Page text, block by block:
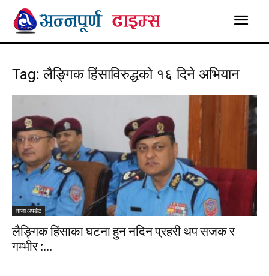
Tag: लैङ्गिक हिंसाविरुद्धको १६ दिने अभियान
ताजा अपडेट
लैङ्गिक हिंसाका घटना हुन नदिन प्रहरी थप सजक र
गम्भीर :...